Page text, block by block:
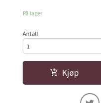
På lager
Antall
Kjøp